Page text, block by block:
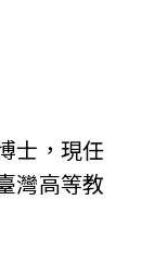
士，現任
灣高等教